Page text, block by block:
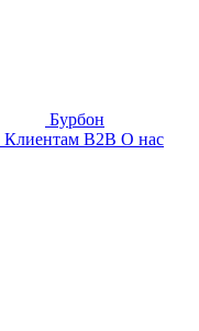
Бурбон
Клиентам B2B О нас